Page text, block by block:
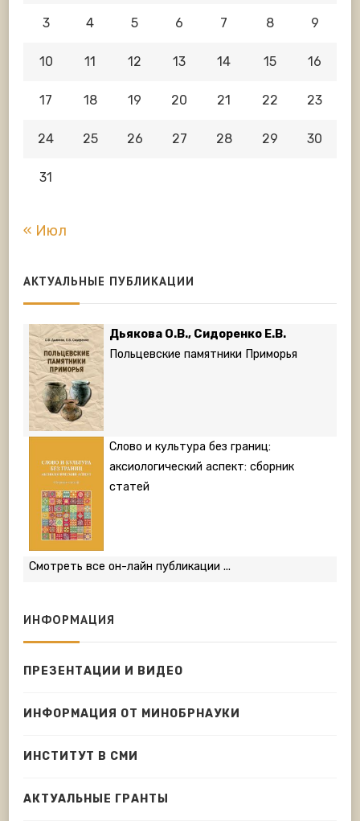
3 4 5 6 7 8 9
10 11 12 13 14 15 16
17 18 19 20 21 22 23
24 25 26 27 28 29 30
31
« Июл
АКТУАЛЬНЫЕ ПУБЛИКАЦИИ
Дьякова О.В., Сидоренко Е.В.
Польцевские памятники Приморья
Слово и культура без границ:
аксиологический аспект: сборник
статей
Смотреть все он-лайн публикации ...
ИНФОРМАЦИЯ
ПРЕЗЕНТАЦИИ И ВИДЕО
ИНФОРМАЦИЯ ОТ МИНОБРНАУКИ
ИНСТИТУТ В СМИ
АКТУАЛЬНЫЕ ГРАНТЫ